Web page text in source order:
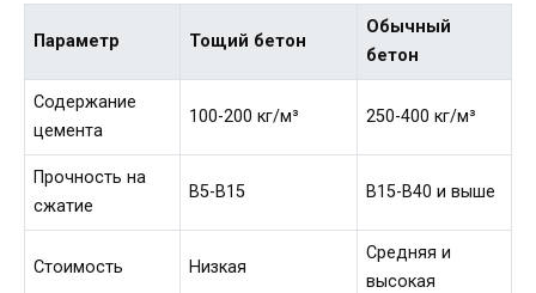
Параметр Тощий бетон
Обычный
бетон
Содержание
цемента
100-200 кг/м³ 250-400 кг/м³
Прочность на
сжатие
В5-В15 В15-В40 и выше
Стоимость Низкая
Средняя и
высокая